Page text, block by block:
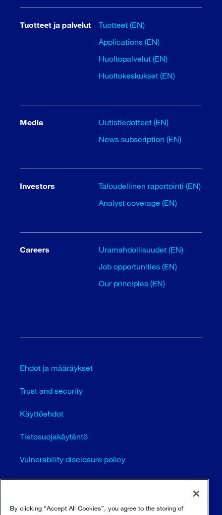
Tuotteet ja palvelut
Tuotteet (EN)
Applications (EN)
Huoltopalvelut (EN)
Huoltokeskukset (EN)
Media
Uutistiedotteet (EN)
News subscription (EN)
Investors
Taloudellinen raportointi (EN)
Analyst coverage (EN)
Careers
Uramahdollisuudet (EN)
Job opportunities (EN)
Our principles (EN)
Ehdot ja määräykset
Trust and security
Käyttöehdot
Tietosuojakäytäntö
Vulnerability disclosure policy
Cookie settings (EN)
Sivustokartta
By clicking “Accept All Cookies”, you agree to the storing of